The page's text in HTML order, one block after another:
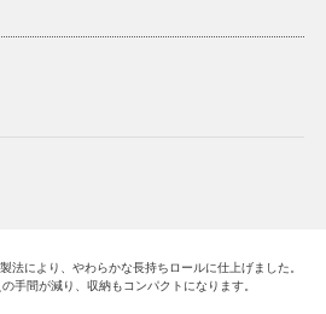
法により、やわらかな長持ちロールに仕上げました。
手間が減り、収納もコンパクトになります。